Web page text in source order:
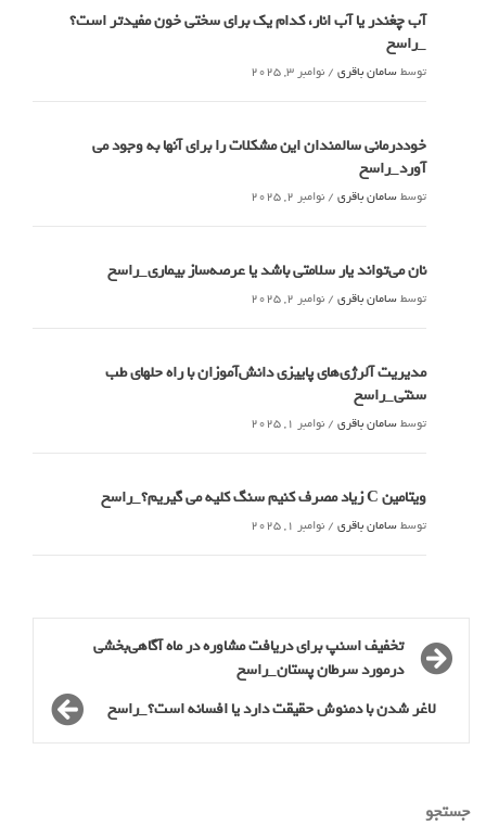
آب چغندر یا آب انار، کدام‌ یک برای سختی خون مفیدتر است؟
_راسخ
توسطسامان باقری / نوامبر 3, 2025
خوددرمانی سالمندان این مشکلات را برای آنها به وجود می
آورد_راسخ
توسطسامان باقری / نوامبر 2, 2025
نان می‌تواند یار سلامتی باشد یا عرصه‌ساز بیماری_راسخ
توسطسامان باقری / نوامبر 2, 2025
مدیریت آلرژی‌های پاییزی دانش‌آموزان با راه حلهای طب
سنتی_راسخ
توسطسامان باقری / نوامبر 1, 2025
ویتامین C زیاد مصرف کنیم سنگ کلیه می گیریم؟_راسخ
توسطسامان باقری / نوامبر 1, 2025
تخفیف اسنپ برای دریافت مشاوره در ماه آگاهی‌بخشی
درمورد‌ سرطان پستان_راسخ
لاغر شدن با دمنوش حقیقت دارد یا افسانه است؟_راسخ
جستجو